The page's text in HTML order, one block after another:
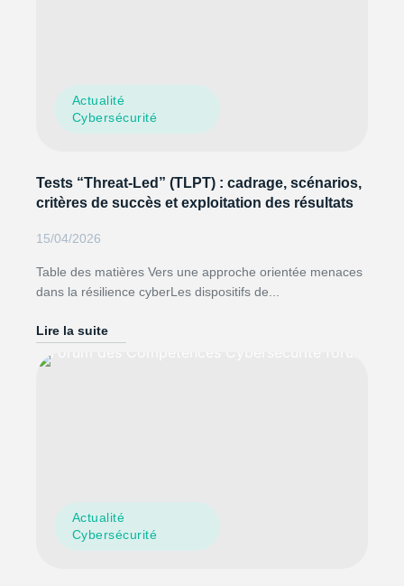
Actualité
Cybersécurité
Tests “Threat-Led” (TLPT) : cadrage, scénarios,
critères de succès et exploitation des résultats
15/04/2026
Table des matières Vers une approche orientée menaces
dans la résilience cyberLes dispositifs de...
Lire la suite
Actualité
Cybersécurité